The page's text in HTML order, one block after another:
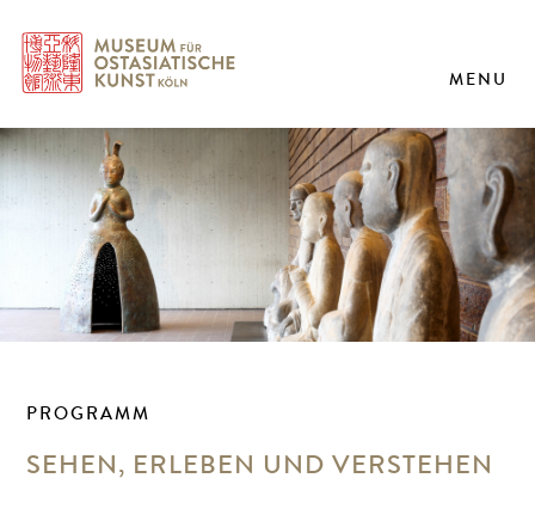
MENU
PROGRAMM
SEHEN, ERLEBEN UND VERSTEHEN